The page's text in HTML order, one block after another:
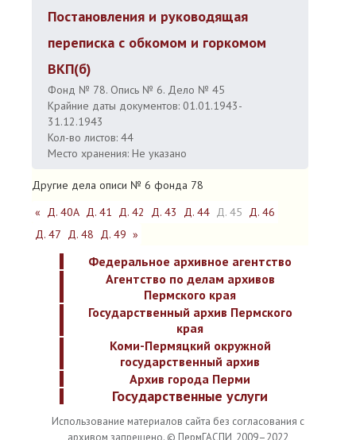
Постановления и руководящая
переписка с обкомом и горкомом
ВКП(б)
Фонд № 78. Опись № 6. Дело № 45
Крайние даты документов: 01.01.1943-
31.12.1943
Кол-во листов: 44
Место хранения: Не указано
Другие дела описи № 6 фонда 78
« Д. 40А Д. 41 Д. 42 Д. 43 Д. 44 Д. 45 Д. 46
Д. 47 Д. 48 Д. 49 »
Федеральное архивное агентство
Агентство по делам архивов
Пермского края
Государственный архив Пермского
края
Коми-Пермяцкий окружной
государственный архив
Архив города Перми
Государственные услуги
Использование материалов сайта без согласования с
архивом запрещено. © ПермГАСПИ, 2009–2022